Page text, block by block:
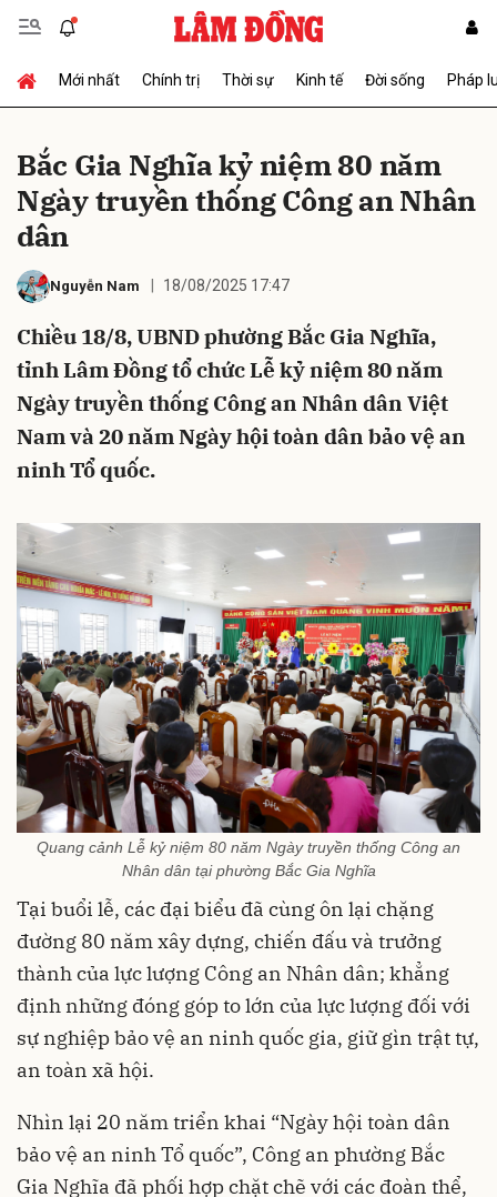
Mới nhất Chính trị Thời sự Kinh tế Đời sống Pháp
Bắc Gia Nghĩa kỷ niệm 80 năm
Ngày truyền thống Công an Nhân
dân
Nguyễn Nam 18/08/2025 17:47
Chiều 18/8, UBND phường Bắc Gia Nghĩa,
tỉnh Lâm Đồng tổ chức Lễ kỷ niệm 80 năm
Ngày truyền thống Công an Nhân dân Việt
Nam và 20 năm Ngày hội toàn dân bảo vệ an
ninh Tổ quốc.
Quang cảnh Lễ kỷ niệm 80 năm Ngày truyền thống Công an
Nhân dân tại phường Bắc Gia Nghĩa
Tại buổi lễ, các đại biểu đã cùng ôn lại chặng
đường 80 năm xây dựng, chiến đấu và trưởng
thành của lực lượng Công an Nhân dân; khẳng
định những đóng góp to lớn của lực lượng đối với
sự nghiệp bảo vệ an ninh quốc gia, giữ gìn trật tự,
an toàn xã hội.
Nhìn lại 20 năm triển khai “Ngày hội toàn dân
bảo vệ an ninh Tổ quốc”, Công an phường Bắc
Gia Nghĩa đã phối hợp chặt chẽ với các đoàn thể,
Gửi bình luận
Hủy Gửi